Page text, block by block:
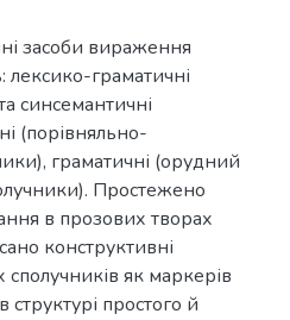
засоби вираження
граматичні
синсемантичні
(порівняльно-
граматичні (орудний
Простежено
в прозових творах
конструктивні
сполучників як маркерів
структурі простого й